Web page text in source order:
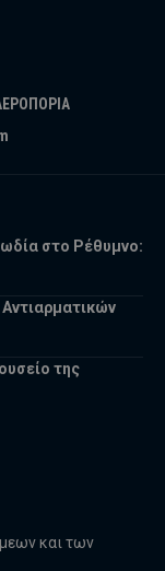
στο Ρέθυμνο:
Αντιαρματικών
της
και των